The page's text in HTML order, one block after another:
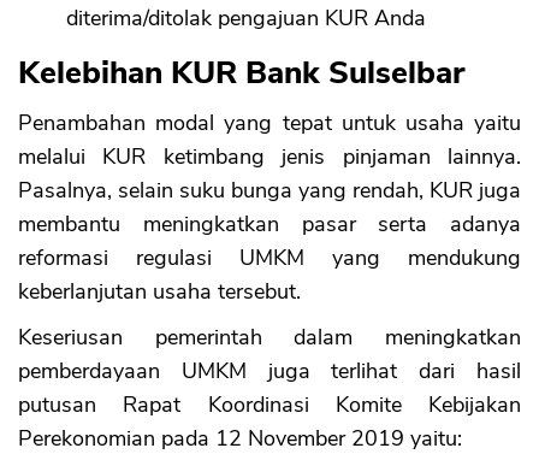
diterima/ditolak pengajuan KUR Anda
Kelebihan KUR Bank Sulselbar
Penambahan modal yang tepat untuk usaha yaitu
melalui KUR ketimbang jenis pinjaman lainnya.
Pasalnya, selain suku bunga yang rendah, KUR juga
membantu meningkatkan pasar serta adanya
reformasi regulasi UMKM yang mendukung
keberlanjutan usaha tersebut.
Keseriusan pemerintah dalam meningkatkan
pemberdayaan UMKM juga terlihat dari hasil
putusan Rapat Koordinasi Komite Kebijakan
Perekonomian pada 12 November 2019 yaitu: